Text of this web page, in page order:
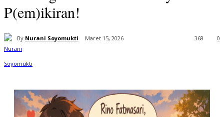
P(em)ikiran!
By Nurani Soyomukti Maret 15, 2026 0
368